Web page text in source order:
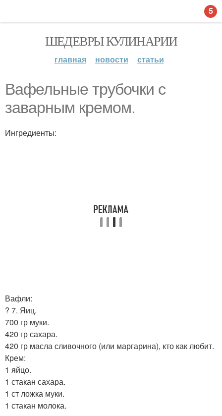
ШЕДЕВРЫ КУЛИНАРИИ
главная новости статьи
Вафельные трубочки с
заварным кремом.
Ингредиенты:
Вафли:
? 7. Яиц.
700 гр муки.
420 гр сахара.
420 гр масла сливочного (или маргарина), кто как любит.
Крем:
1 яйцо.
1 стакан сахара.
1 ст ложка муки.
1 стакан молока.
5